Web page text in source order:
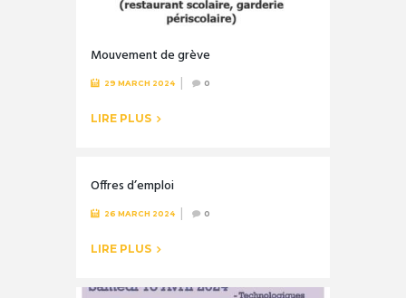
Mouvement de grève
29 MARCH 2024 0
LIRE PLUS
Offres d’emploi
26 MARCH 2024 0
LIRE PLUS